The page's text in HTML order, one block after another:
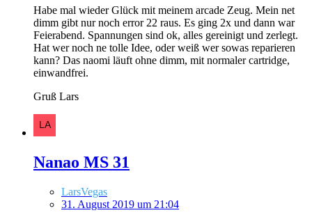
Habe mal wieder Glück mit meinem arcade Zeug. Mein net
dimm gibt nur noch error 22 raus. Es ging 2x und dann war
Feierabend. Spannungen sind ok, alles gereinigt und zerlegt.
Hat wer noch ne tolle Idee, oder weiß wer sowas reparieren
kann? Das naomi läuft ohne dimm, mit normaler cartridge,
einwandfrei.
Gruß Lars
Nanao MS 31
LarsVegas
31. August 2019 um 21:04